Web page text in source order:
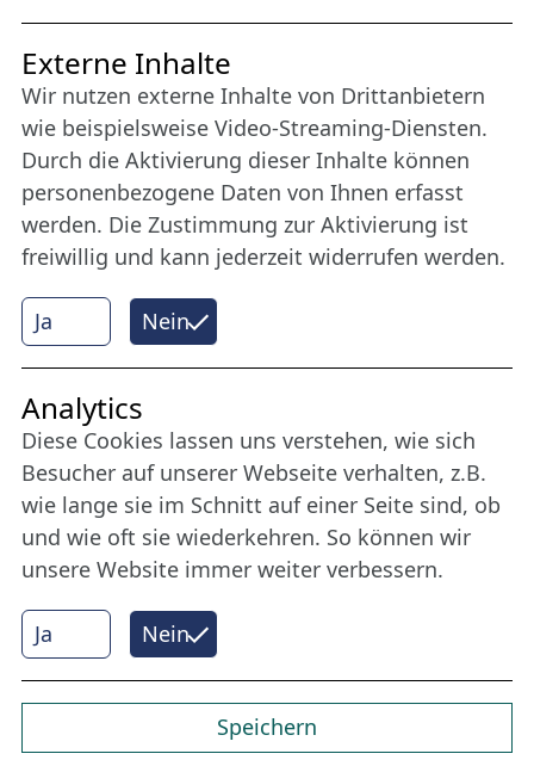
Freundes­kreis
Bleiben Sie uns das ganze Jahr über verbunden:
Werden Sie Freund der Nordischen Filmtage
Lübeck.
Mehr erfahren
Internet Partner
© 2026 Nordische Filmtage Lübeck
CONVOTIS Lübeck GmbH
Ja Nein
Externe Inhalte
Wir nutzen externe Inhalte von Drittanbietern
wie beispielsweise Video-Streaming-Diensten.
Durch die Aktivierung dieser Inhalte können
personenbezogene Daten von Ihnen erfasst
werden. Die Zustimmung zur Aktivierung ist
freiwillig und kann jederzeit widerrufen werden.
Ja Nein
Analytics
Diese Cookies lassen uns verstehen, wie sich
Besucher auf unserer Webseite verhalten, z.B.
wie lange sie im Schnitt auf einer Seite sind, ob
und wie oft sie wiederkehren. So können wir
unsere Website immer weiter verbessern.
Speichern